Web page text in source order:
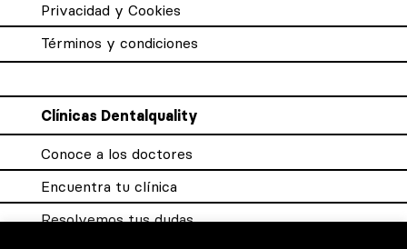
Privacidad y Cookies
Términos y condiciones
Clínicas Dentalquality
Conoce a los doctores
Encuentra tu clínica
Resolvemos tus dudas